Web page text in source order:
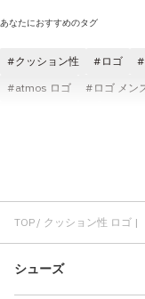
あなたにおすすめのタグ
クッション性 ロゴ
atmos ロゴ
ロゴ メン
通気性 クッション性
TOP クッション性 ロゴ
シューズ